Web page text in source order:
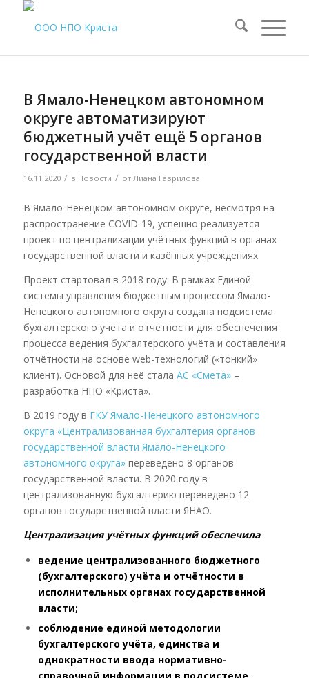
В Ямало-Ненецком автономном
округе автоматизируют
бюджетный учёт ещё 5 органов
государственной власти
16.11.2020 / в Новости / от Лиана Гаврилова
В Ямало-Ненецком автономном округе, несмотря на
распространение COVID-19, успешно реализуется
проект по централизации учётных функций в органах
государственной власти и казённых учреждениях.
Проект стартовал в 2018 году. В рамках Единой
системы управления бюджетным процессом Ямало-
Ненецкого автономного округа создана подсистема
бухгалтерского учёта и отчётности для обеспечения
процесса ведения бухгалтерского учёта и составления
отчётности на основе web-технологий («тонкий»
клиент). Основой для неё стала АС «Смета»–
разработка НПО «Криста».
В 2019 году в ГКУ Ямало-Ненецкого автономного
округа «Централизованная бухгалтерия органов
государственной власти Ямало-Ненецкого
автономного округа» переведено 8 органов
государственной власти. В 2020 году в
централизованную бухгалтерию переведено 12
органов государственной власти ЯНАО.
Централизация учётных функций обеспечила:
ведение централизованного бюджетного
(бухгалтерского) учёта и отчётности в
исполнительных органах государственной
власти;
соблюдение единой методологии
бухгалтерского учёта, единства и
однократности ввода нормативно-